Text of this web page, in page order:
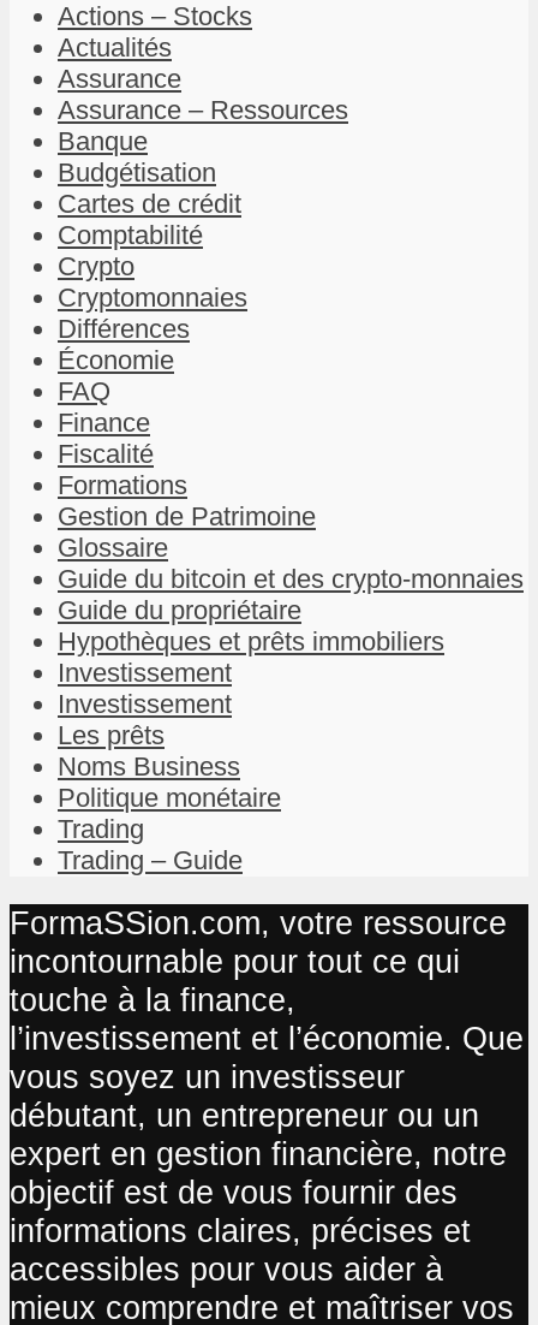
Actions – Stocks
Actualités
Assurance
Assurance – Ressources
Banque
Budgétisation
Cartes de crédit
Comptabilité
Crypto
Cryptomonnaies
Différences
Économie
FAQ
Finance
Fiscalité
Formations
Gestion de Patrimoine
Glossaire
Guide du bitcoin et des crypto-monnaies
Guide du propriétaire
Hypothèques et prêts immobiliers
Investissement
Investissement
Les prêts
Noms Business
Politique monétaire
Trading
Trading – Guide
FormaSSion.com, votre ressource
incontournable pour tout ce qui
touche à la finance,
l’investissement et l’économie. Que
vous soyez un investisseur
débutant, un entrepreneur ou un
expert en gestion financière, notre
objectif est de vous fournir des
informations claires, précises et
accessibles pour vous aider à
mieux comprendre et maîtriser vos